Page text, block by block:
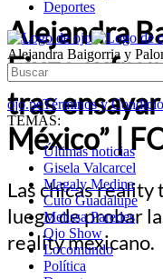
Deportes
Alejandra Baigorria y
ojo.peTérminos y
TEMAS:
Últimas noticias
Gisela Valcarcel
Magaly Medina
Cuto Guadalupe
Melissa Paredes
Ojo Show
Locomundo
Política
Alejandra
Fiuza
tras
México” |
Las chicas
luego de probar
reality mexicano.